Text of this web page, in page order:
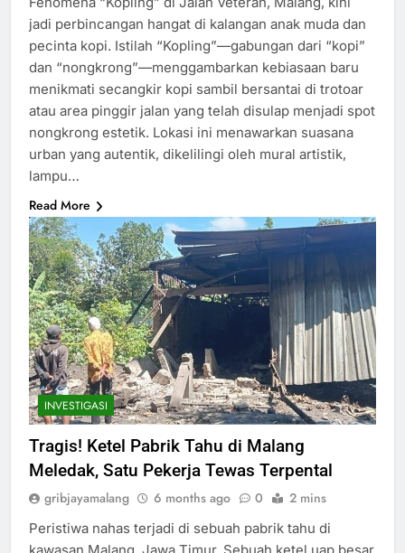
jadi perbincangan hangat di kalangan anak muda dan
pecinta kopi. Istilah “Kopling”—gabungan dari “kopi”
dan “nongkrong”—menggambarkan kebiasaan baru
menikmati secangkir kopi sambil bersantai di trotoar
atau area pinggir jalan yang telah disulap menjadi spot
nongkrong estetik. Lokasi ini menawarkan suasana
urban yang autentik, dikelilingi oleh mural artistik,
lampu…
Read More
INVESTIGASI
Tragis! Ketel Pabrik Tahu di Malang
Meledak, Satu Pekerja Tewas Terpental
gribjayamalang 6 months ago 0 2 mins
Peristiwa nahas terjadi di sebuah pabrik tahu di